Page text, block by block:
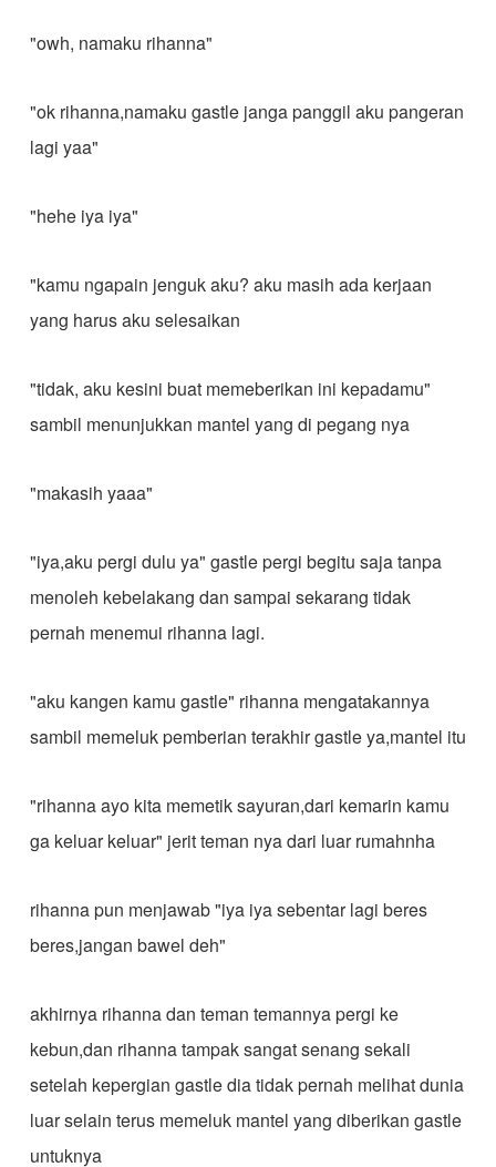
"owh, namaku rihanna"
"ok rihanna,namaku gastle janga panggil aku pangeran
lagi yaa"
"hehe iya iya"
"kamu ngapain jenguk aku? aku masih ada kerjaan
yang harus aku selesaikan
"tidak, aku kesini buat memeberikan ini kepadamu"
sambil menunjukkan mantel yang di pegang nya
"makasih yaaa"
"iya,aku pergi dulu ya" gastle pergi begitu saja tanpa
menoleh kebelakang dan sampai sekarang tidak
pernah menemui rihanna lagi.
"aku kangen kamu gastle" rihanna mengatakannya
sambil memeluk pemberian terakhir gastle ya,mantel itu
"rihanna ayo kita memetik sayuran,dari kemarin kamu
ga keluar keluar" jerit teman nya dari luar rumahnha
rihanna pun menjawab "iya iya sebentar lagi beres
beres,jangan bawel deh"
akhirnya rihanna dan teman temannya pergi ke
kebun,dan rihanna tampak sangat senang sekali
setelah kepergian gastle dia tidak pernah melihat dunia
luar selain terus memeluk mantel yang diberikan gastle
untuknya